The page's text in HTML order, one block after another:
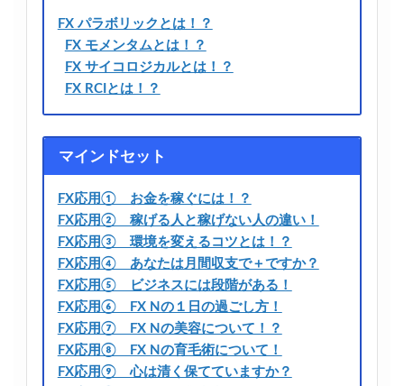
FX パラボリックとは！？
FX モメンタムとは！？
FX サイコロジカルとは！？
FX RCIとは！？
マインドセット
FX応用① お金を稼ぐには！？
FX応用② 稼げる人と稼げない人の違い！
FX応用③ 環境を変えるコツとは！？
FX応用④ あなたは月間収支で＋ですか？
FX応用⑤ ビジネスには段階がある！
FX応用⑥ FX Nの１日の過ごし方！
FX応用⑦ FX Nの美容について！？
FX応用⑧ FX Nの育毛術について！
FX応用⑨ 心は清く保てていますか？